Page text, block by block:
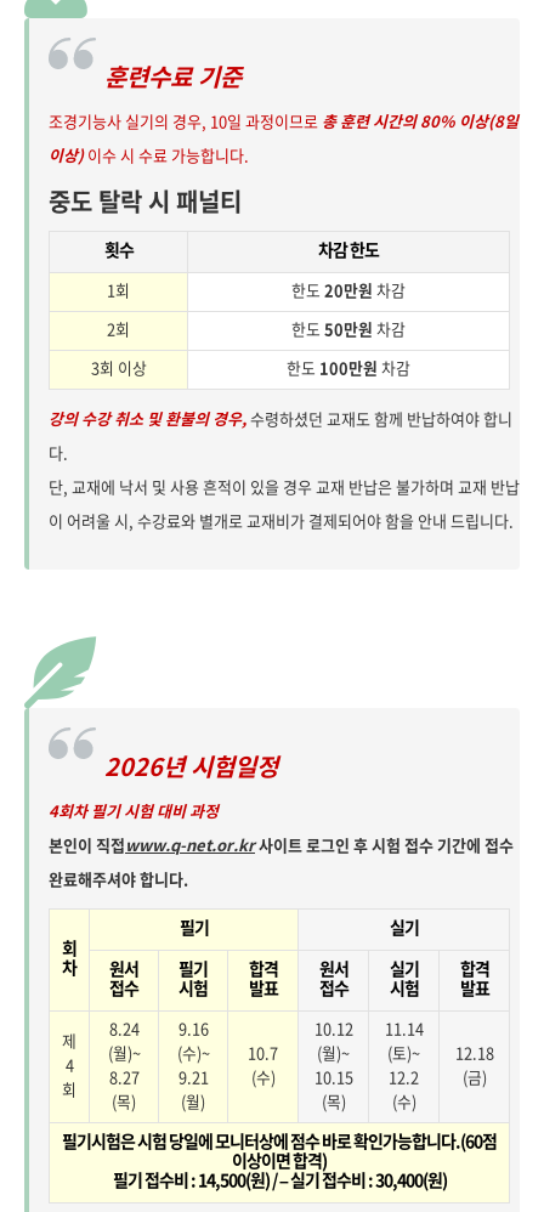
훈련수료 기준
조경기능사 실기의 경우, 10일 과정이므로 총 훈련 시간의 80% 이상(8일
이상)이수 시 수료 가능합니다.
중도 탈락 시 패널티
횟수 차감 한도
1회 한도 20만원 차감
2회
한도 50만원 차감
3회 이상
한도 100만원 차감
강의 수강 취소 및 환불의 경우,수령하셨던 교재도 함께 반납하여야 합니
다.
단, 교재에 낙서 및 사용 흔적이 있을 경우 교재 반납은 불가하며 교재 반납
이 어려울 시, 수강료와 별개로 교재비가 결제되어야 함을 안내 드립니다.
2026년 시험일정
4회차 필기 시험 대비 과정
본인이 직접www.q-net.or.kr사이트 로그인 후 시험 접수 기간에 접수
완료해주셔야 합니다.
회
차
필기
실기
원서
접수
필기
시험
합격
발표
원서
접수
실기
시험
합격
발표
제
4
회
8.24
(월)~
8.27
(목)
9.16
(수)~
9.21
(월)
10.7
(수)
10.12
(월)~
10.15
(목)
11.14
(토)~
12.2
(수)
12.18
(금)
필기시험은 시험 당일에 모니터상에 점수 바로 확인가능합니다.(60점
이상이면 합격)
필기 접수비 : 14,500(원) / – 실기 접수비 : 30,400(원)